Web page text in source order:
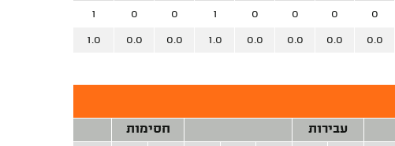
0
0
0
0
1
0
0
1
0.0
0.0
0.0
0.0
1.0
0.0
0.0
1.0
עבירות
חסימות